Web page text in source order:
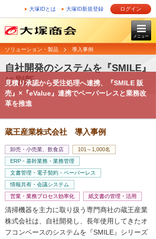
大塚IDとは 大塚ID新規登録 ログイン
メニュー
ソリューション・製品 導入事例
自社開発のシステムを『SMILE』
に刷新
見積り承認から受注処理へ連携、『SMILE 販
売』×『eValue』連携でペーパーレスと業務改
革を推進
蔵王産業株式会社 導入事例
卸売・小売業、飲食店
101～1,000名
ERP・基幹業務・業務管理
文書管理・電子契約・ペーパーレス
情報共有・会議システム
営業・業務プロセス効率化
紙文書の管理・活用
清掃機器を主力に取り扱う専門商社の蔵王産業
株式会社は、自社開発し、長年使用してきたオ
フコンベースのシステムを『SMILE』シリーズ